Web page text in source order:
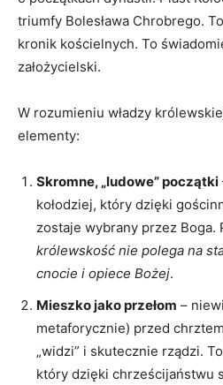
triumfy Bolesława Chrobrego.
kronik kościelnych. To
założycielski.
W rozumieniu władzy
elementy:
Skromne, „ludowe” początki
kołodziej, który dzięki
zostaje wybrany przez Boga.
królewskość nie polega na
cnocie i opiece Bożej.
Mieszko jako przełom –
metaforycznie) przed
„widzi” i skutecznie rządzi.
który dzięki chrześcijaństwu